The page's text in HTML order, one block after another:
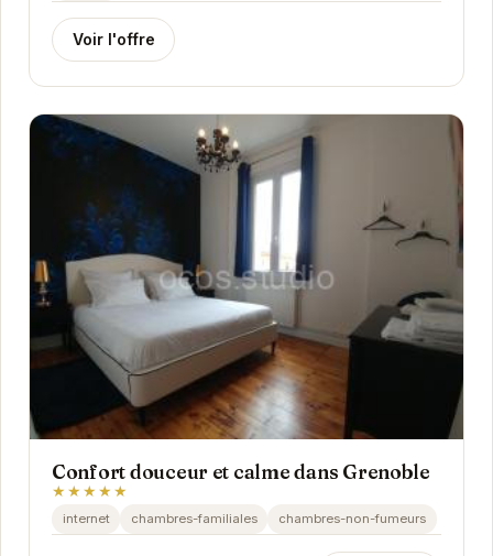
Voir l'offre
Confort douceur et calme dans Grenoble
★★★★★
internet chambres-familiales chambres-non-fumeurs